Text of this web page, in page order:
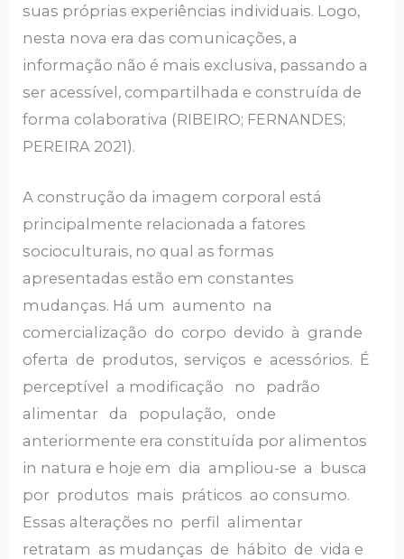
suas próprias experiências individuais. Logo,
nesta nova era das comunicações, a
informação não é mais exclusiva, passando a
ser acessível, compartilhada e construída de
forma colaborativa (RIBEIRO; FERNANDES;
PEREIRA 2021).
A construção da imagem corporal está
principalmente relacionada a fatores
socioculturais, no qual as formas
apresentadas estão em constantes
mudanças. Há um aumento na
comercialização do corpo devido à grande
oferta de produtos, serviços e acessórios. É
perceptível a modificação no padrão
alimentar da população, onde
anteriormente era constituída por alimentos
in natura e hoje em dia ampliou-se a busca
por produtos mais práticos ao consumo.
Essas alterações no perfil alimentar
retratam as mudanças de hábito de vida e